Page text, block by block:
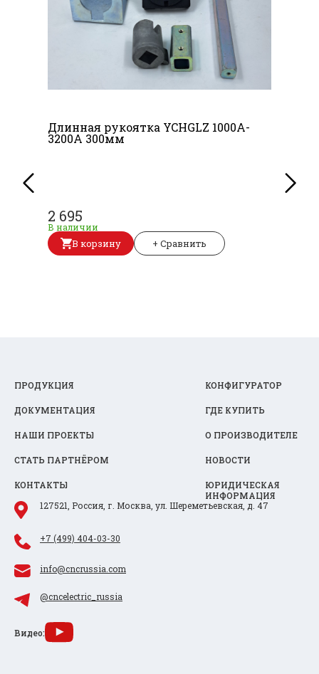
Длинная рукоятка YCHGLZ 1000A-
3200A 300мм
2 695
В наличии
В корзину + Сравнить
ПРОДУКЦИЯ КОНФИГУРАТОР
ДОКУМЕНТАЦИЯ ГДЕ КУПИТЬ
НАШИ ПРОЕКТЫ О ПРОИЗВОДИТЕЛЕ
СТАТЬ ПАРТНЁРОМ НОВОСТИ
КОНТАКТЫ
ЮРИДИЧЕСКАЯ
ИНФОРМАЦИЯ
127521, Россия, г. Москва, ул. Шереметьевская, д. 47
+7 (499) 404-03-30
info@cncrussia.com
@cncelectric_russia
Видео: